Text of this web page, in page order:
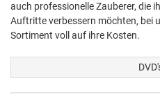
auch professionelle Zauberer, die
Auftritte verbessern möchten, bei
Sortiment voll auf ihre Kosten.